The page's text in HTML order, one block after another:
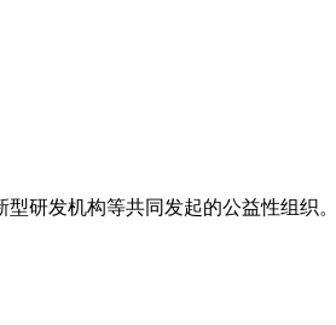
研发机构等共同发起的公益性组织